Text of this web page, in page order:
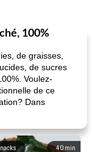
100%
de graisses,
de sucres
Voulez-
de ce
Dans
40 min